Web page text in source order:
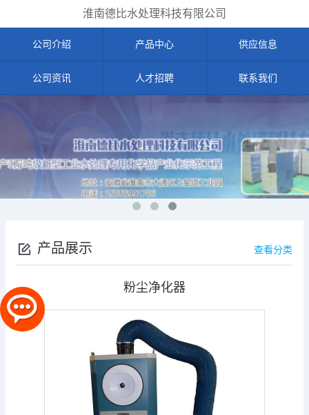
淮南德比水处理科技有限公司
公司介绍 产品中心 供应信息
公司资讯 人才招聘 联系我们
产品展示 查看分类
粉尘净化器